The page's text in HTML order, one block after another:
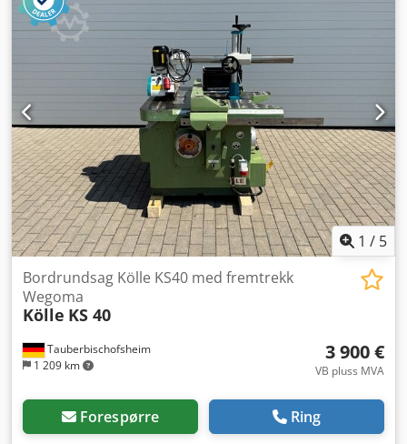
1 / 5
Tauberbischofsheim
1 209 km
Bordrundsag Kölle KS40 med fremtrekk
Wegoma
Kölle KS 40
3 900 €
VB pluss MVA
Forespørre Ring